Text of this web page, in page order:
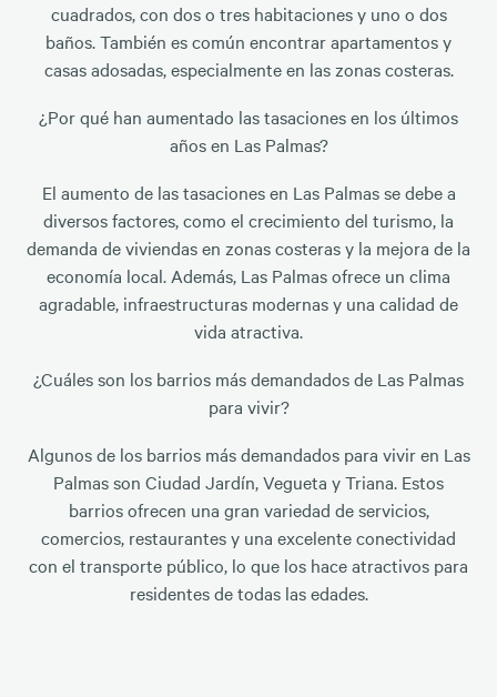
cuadrados, con dos o tres habitaciones y uno o dos
baños. También es común encontrar apartamentos y
casas adosadas, especialmente en las zonas costeras.
¿Por qué han aumentado las tasaciones en los últimos
años en Las Palmas?
El aumento de las tasaciones en Las Palmas se debe a
diversos factores, como el crecimiento del turismo, la
demanda de viviendas en zonas costeras y la mejora de la
economía local. Además, Las Palmas ofrece un clima
agradable, infraestructuras modernas y una calidad de
vida atractiva.
¿Cuáles son los barrios más demandados de Las Palmas
para vivir?
Algunos de los barrios más demandados para vivir en Las
Palmas son Ciudad Jardín, Vegueta y Triana. Estos
barrios ofrecen una gran variedad de servicios,
comercios, restaurantes y una excelente conectividad
con el transporte público, lo que los hace atractivos para
residentes de todas las edades.